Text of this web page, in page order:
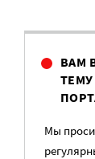
ВАМ
Мы